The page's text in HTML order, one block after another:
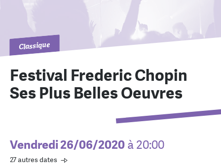
Classique
Festival Frederic Chopin
Ses Plus Belles Oeuvres
Vendredi 26/06/2020 à 20:00
27 autres dates